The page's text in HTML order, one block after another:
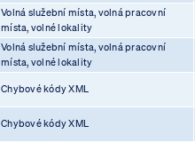
Volná služební místa, volná pracovní
místa, volné lokality
Volná služební místa, volná pracovní
místa, volné lokality
Chybové kódy XML
Chybové kódy XML